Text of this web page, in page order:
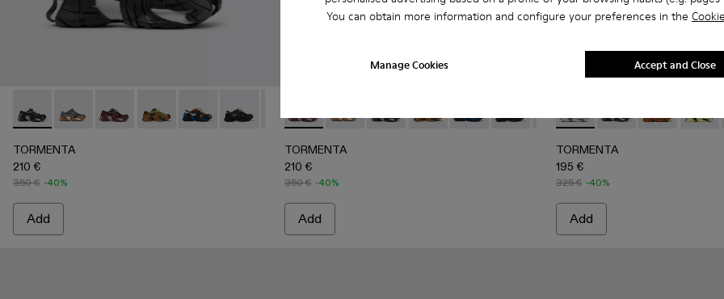
You can obtain more information and configure your preferences in the
Manage Cookies Accept and Close
TORMENTA - A500042-005 - GRAY-BLACK
TORMENTA - A500042-010 - MULTICOLOR
TORMENTA - A500042-006 - BURGUNDY-GRAY
TORMENTA - A500042-004
TORMENTA - A500042-003
TORMENTA - A500042-002
TORMENTA - A500042-001
TORMENTA
210 €
350 € -40%
Add
TORMENTA - A500042-006 - BURGUNDY-GRAY
TORMENTA - A500042-010 - MULTICOLOR
TORMENTA - A500042-005 - GRAY-BLACK
TORMENTA - A500042-004
TORMENTA - A500042-003
TORMENTA - A500042-002
TORMENTA - A500042-001
TORMENTA
210 €
350 € -40%
Add
TORMENTA - A500028-
TORMENTA -
TORMENTA
TORMENTA
195 €
325 € -40%
Add